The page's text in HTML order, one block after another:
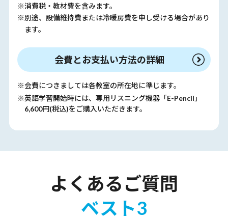
※消費税・教材費を含みます。
※別途、設備維持費または冷暖房費を申し受ける場合があり
ます。
会費とお支払い方法の詳細
※会費につきましては各教室の所在地に準じます。
※英語学習開始時には、専用リスニング機器「E-Pencil」
6,600円(税込)をご購入いただきます。
よくあるご質問
ベスト3